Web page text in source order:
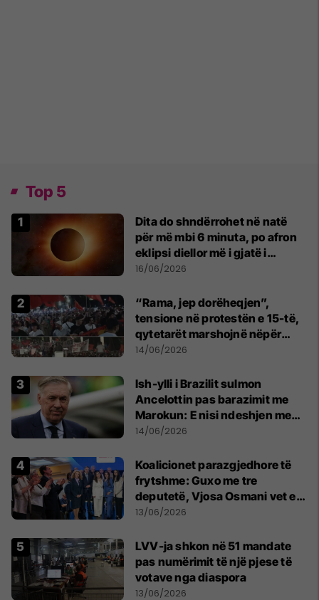
Top 5
Dita do shndërrohet në natë
për më mbi 6 minuta, po afron
eklipsi diellor më i gjatë i
shekullit të 21-të
16/06/2026
“Rama, jep dorëheqjen”,
tensione në protestën e 15-të,
qytetarët marshojnë nëpër
kryeqytet
14/06/2026
Ish-ylli i Brazilit sulmon
Ancelottin pas barazimit me
Marokun: E nisi ndeshjen me
formacionin e gabuar
14/06/2026
Koalicionet parazgjedhore të
frytshme: Guxo me tre
deputetë, Vjosa Osmani vet e
treta në Kuvend
13/06/2026
LVV-ja shkon në 51 mandate
pas numërimit të një pjese të
votave nga diaspora
13/06/2026